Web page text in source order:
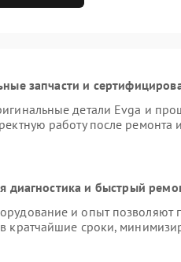
запчасти и
детали Evga и
работу после ремонта
диагностика и быстрый
и опыт позволяют
кратчайшие сроки,